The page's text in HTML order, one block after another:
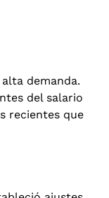
demanda.
del salario
recientes que